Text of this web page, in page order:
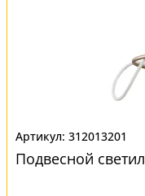
312013201
Подвесной